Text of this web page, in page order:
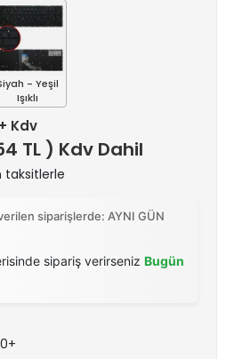
- Yeşil
Işıklı
Kdv
TL ) Kdv Dahil
taksitlerle
siparişlerde: AYNI GÜN
sipariş verirseniz Bugün